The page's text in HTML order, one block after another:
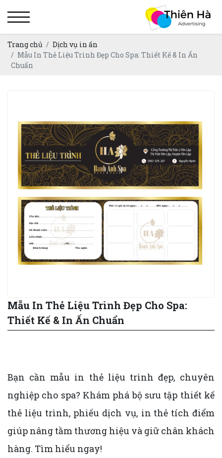
Trang chủ
Dịch vụ in ấn
Mẫu In Thẻ Liệu Trình Đẹp Cho Spa: Thiết Kế & In Ấn
Chuẩn
Mẫu In Thẻ Liệu Trình Đẹp Cho Spa:
Thiết Kế & In Ấn Chuẩn
Bạn cần mẫu in thẻ liệu trình đẹp, chuyên
nghiệp cho spa? Khám phá bộ sưu tập thiết kế
thẻ liệu trình, phiếu dịch vụ, in thẻ tích điểm
giúp nâng tầm thương hiệu và giữ chân khách
hàng. Tìm hiểu ngay!